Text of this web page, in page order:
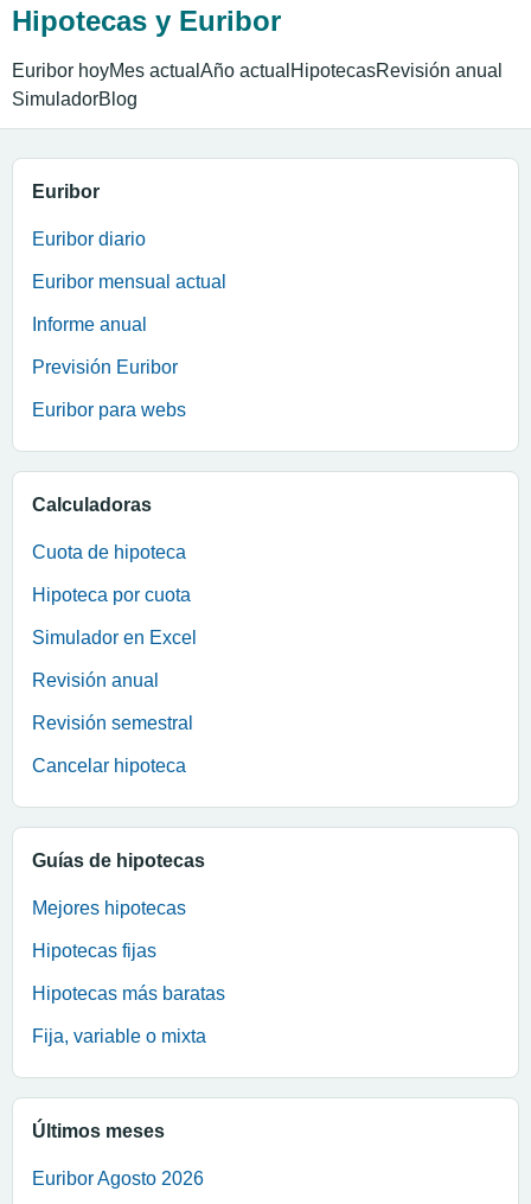
Hipotecas y Euribor
Euribor hoyMes actual Año actual HipotecasRevisión anual
SimuladorBlog
Euribor
Euribor diario
Euribor mensual actual
Informe anual
Previsión Euribor
Euribor para webs
Calculadoras
Cuota de hipoteca
Hipoteca por cuota
Simulador en Excel
Revisión anual
Revisión semestral
Cancelar hipoteca
Guías de hipotecas
Mejores hipotecas
Hipotecas fijas
Hipotecas más baratas
Fija, variable o mixta
Últimos meses
Euribor Agosto 2026